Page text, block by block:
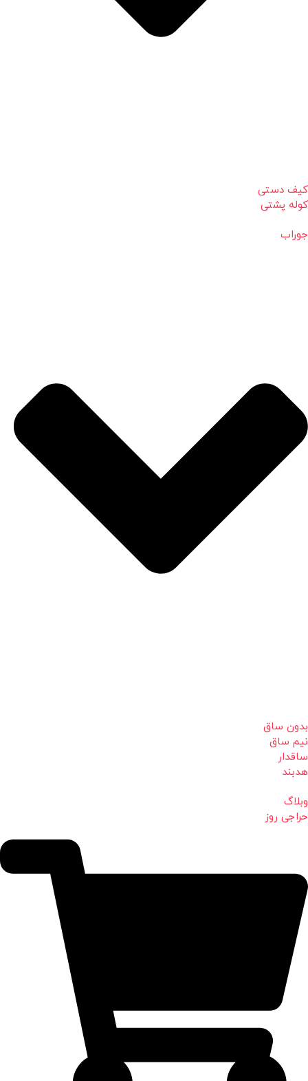
کیف دستی
کوله پشتی
جوراب
بدون ساق
نیم ساق
ساقدار
هدبند
وبلاگ
حراجی روز